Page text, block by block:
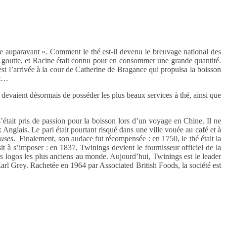
». Comment le thé est-il devenu le breuvage national des
et Racine était connu pour en consommer une grande quantité.
l’arrivée à la cour de Catherine de Bragance qui propulsa la boisson
désormais de posséder les plus beaux services à thé, ainsi que
pris de passion pour la boisson lors d’un voyage en Chine. Il ne
Le pari était pourtant risqué dans une ville vouée au café et à
. Finalement, son audace fut récompensée : en 1750, le thé était la
à s’imposer : en 1837, Twinings devient le fournisseur officiel de la
les plus anciens au monde. Aujourd’hui, Twinings est le leader
Grey. Rachetée en 1964 par Associated British Foods, la société est